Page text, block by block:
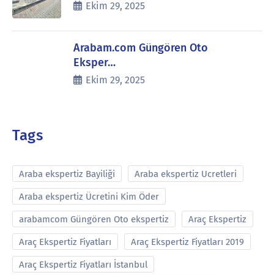
Ekim 29, 2025
Arabam.com Güngören Oto
Eksper…
Ekim 29, 2025
Tags
Araba ekspertiz Bayiliği Araba ekspertiz Ucretleri
Araba ekspertiz Ücretini Kim Öder
arabamcom Güngören Oto ekspertiz Araç Ekspertiz
Araç Ekspertiz Fiyatları Araç Ekspertiz Fiyatları 2019
Araç Ekspertiz Fiyatları İstanbul